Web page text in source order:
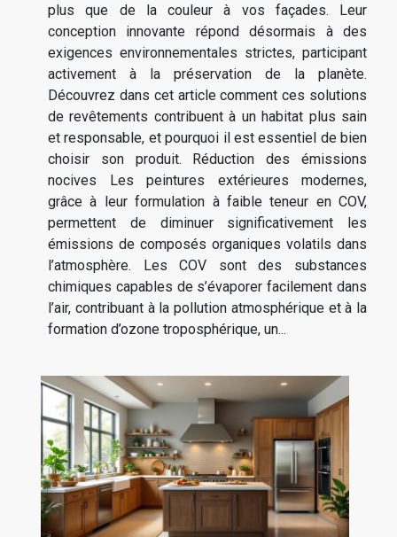
plus que de la couleur à vos façades. Leur
conception innovante répond désormais à des
exigences environnementales strictes, participant
activement à la préservation de la planète.
Découvrez dans cet article comment ces solutions
de revêtements contribuent à un habitat plus sain
et responsable, et pourquoi il est essentiel de bien
choisir son produit. Réduction des émissions
nocives Les peintures extérieures modernes,
grâce à leur formulation à faible teneur en COV,
permettent de diminuer significativement les
émissions de composés organiques volatils dans
l’atmosphère. Les COV sont des substances
chimiques capables de s’évaporer facilement dans
l’air, contribuant à la pollution atmosphérique et à la
formation d’ozone troposphérique, un...